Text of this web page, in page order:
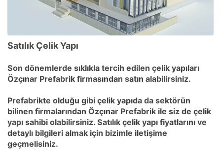
Satılık Çelik Yapı
Son dönemlerde sıklıkla tercih edilen çelik yapıları
Özçınar Prefabrik firmasından satın alabilirsiniz.
Prefabrikte olduğu gibi çelik yapıda da sektörün
bilinen firmalarından Özçınar Prefabrik ile siz de çelik
yapı sahibi olabilirsiniz. Satılık çelik yapı fiyatlarını ve
detaylı bilgileri almak için bizimle iletişime
geçmelisiniz.